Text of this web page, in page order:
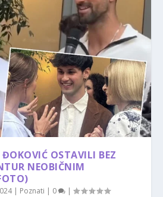
OSTAVILI BEZ
NEOBIČNIM
| Poznati | 0 |